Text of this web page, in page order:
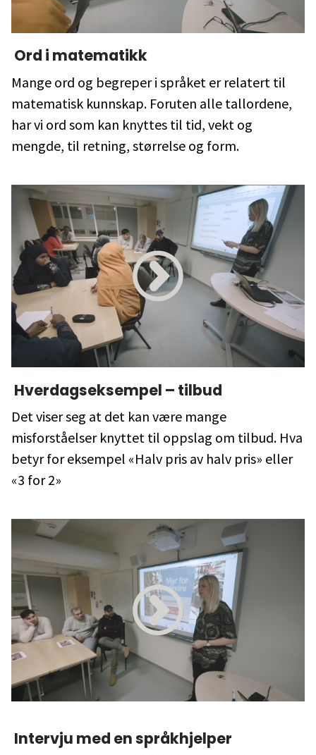
Ord i matematikk
Mange ord og begreper i språket er relatert til
matematisk kunnskap. Foruten alle tallordene,
har vi ord som kan knyttes til tid, vekt og
mengde, til retning, størrelse og form.
Hverdagseksempel – tilbud
Det viser seg at det kan være mange
misforståelser knyttet til oppslag om tilbud. Hva
betyr for eksempel «Halv pris av halv pris» eller
«3 for 2»
Intervju med en språkhjelper